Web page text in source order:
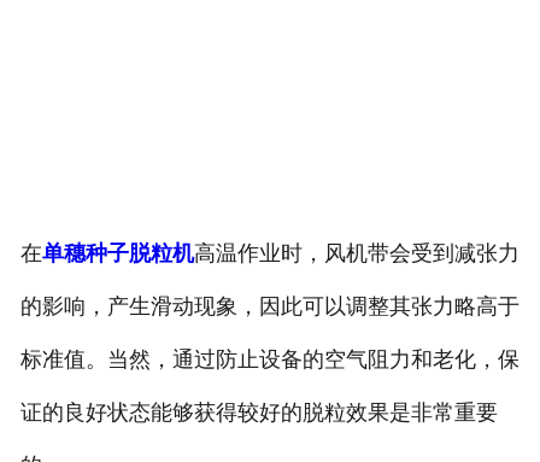
在单穗种子脱粒机高温作业时，风机带会受到减张力
的影响，产生滑动现象，因此可以调整其张力略高于
标准值。当然，通过防止设备的空气阻力和老化，保
证的良好状态能够获得较好的脱粒效果是非常重要